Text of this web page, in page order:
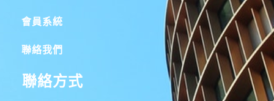
會員系統
聯絡我們
聯絡方式